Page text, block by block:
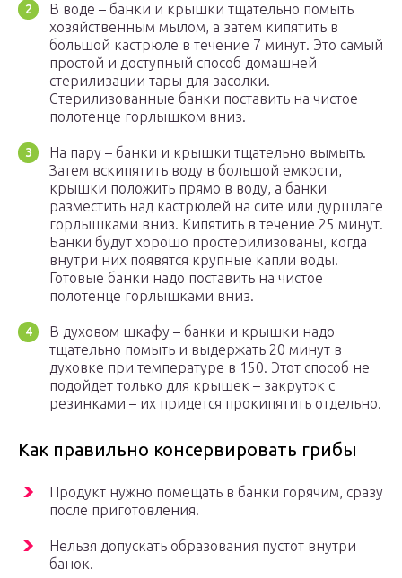
В воде – банки и крышки тщательно помыть
хозяйственным мылом, а затем кипятить в
большой кастрюле в течение 7 минут. Это самый
простой и доступный способ домашней
стерилизации тары для засолки.
Стерилизованные банки поставить на чистое
полотенце горлышком вниз.
На пару – банки и крышки тщательно вымыть.
Затем вскипятить воду в большой емкости,
крышки положить прямо в воду, а банки
разместить над кастрюлей на сите или дуршлаге
горлышками вниз. Кипятить в течение 25 минут.
Банки будут хорошо простерилизованы, когда
внутри них появятся крупные капли воды.
Готовые банки надо поставить на чистое
полотенце горлышками вниз.
В духовом шкафу – банки и крышки надо
тщательно помыть и выдержать 20 минут в
духовке при температуре в 150. Этот способ не
подойдет только для крышек – закруток с
резинками – их придется прокипятить отдельно.
Как правильно консервировать грибы
Продукт нужно помещать в банки горячим, сразу
после приготовления.
Нельзя допускать образования пустот внутри
банок.